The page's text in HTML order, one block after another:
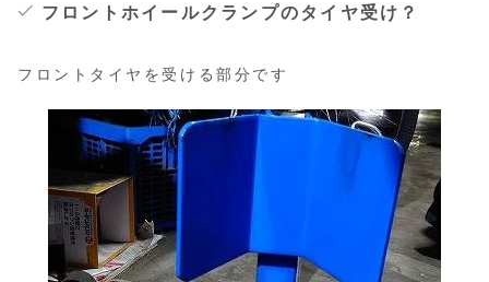
フロントホイールクランプのタイヤ受け？
フロントタイヤを受ける部分です